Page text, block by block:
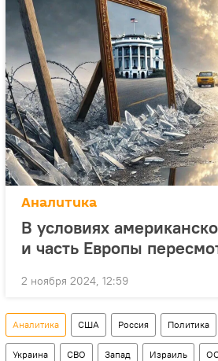
Аналитика
В условиях
и часть Европы
2 ноября 2024, 12:59
Аналитика США Россия Политика
Украина СВО Запад Израиль